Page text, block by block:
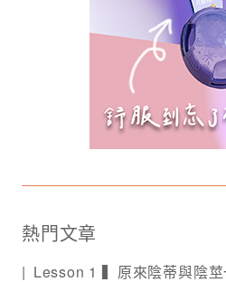
熱門文章
Lesson 1 ▍原來陰蒂與陰